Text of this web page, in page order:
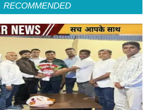
RECOMMENDED